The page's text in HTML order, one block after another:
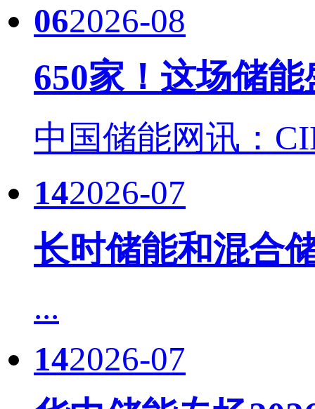
062026-08
650家！这场储
中国储能网讯：
142026-07
长时储能和混合
...
142026-07